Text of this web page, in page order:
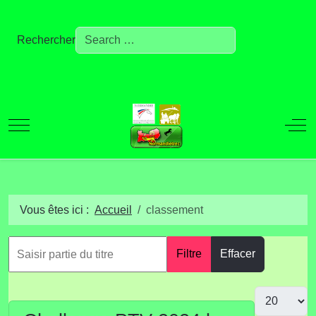
Rechercher
Mobile Menu Toggle Off-
Vous êtes ici : Accueil classement
Filtre Effacer